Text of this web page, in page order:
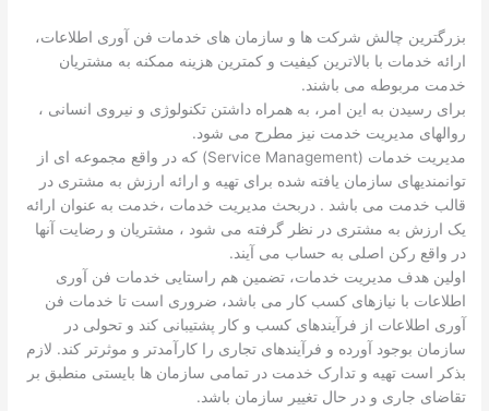
بزرگترین چالش شرکت ها و سازمان های خدمات فن آوری اطلاعات،
ارائه خدمات با بالاترین کیفیت و کمترین هزینه ممکنه به مشتریان
خدمت مربوطه می باشند.
برای رسیدن به این امر، به همراه داشتن تکنولوژی و نیروی انسانی ،
روالهای مدیریت خدمت نیز مطرح می شود.
مدیریت خدمات (Service Management) که در واقع مجموعه ای از
توانمندیهای سازمان یافته شده برای تهیه و ارائه ارزش به مشتری در
قالب خدمت می باشد . دربحث مدیریت خدمات ،خدمت به عنوان ارائه
یک ارزش به مشتری در نظر گرفته می شود ، مشتریان و رضایت آنها
در واقع رکن اصلی به حساب می آیند.
اولین هدف مدیریت خدمات، تضمین هم راستایی خدمات فن آوری
اطلاعات با نیازهای کسب کار می باشد، ضروری است تا خدمات فن
آوری اطلاعات از فرآیندهای کسب و کار پشتیبانی کند و تحولی در
سازمان بوجود آورده و فرآیندهای تجاری را کارآمدتر و موثرتر کند. لازم
بذکر است تهیه و تدارک خدمت در تمامی سازمان ها بایستی منطبق بر
تقاضای جاری و در حال تغییر سازمان باشد.